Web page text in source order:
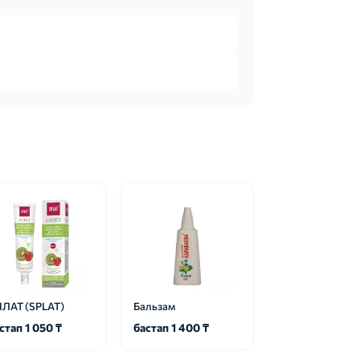
(SPLAT)
1 050 ₸
Бальзам
бастап 1 400 ₸